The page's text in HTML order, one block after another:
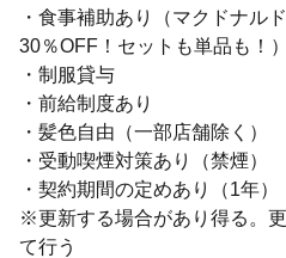
・食事補助あり（マクドナル
30％OFF！セットも単品も！）
・制服貸与
・前給制度あり
・髪色自由（一部店舗除く）
・受動喫煙対策あり（禁煙）
・契約期間の定めあり（1年）
※更新する場合があり得る。
て行う